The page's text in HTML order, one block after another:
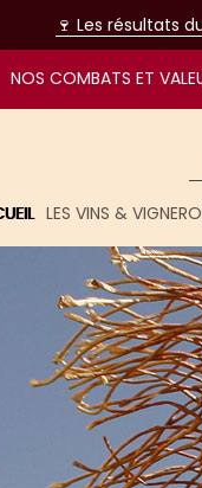
🍷 Les résultats
NOS COMBATS ET
libres par
LES VINS &